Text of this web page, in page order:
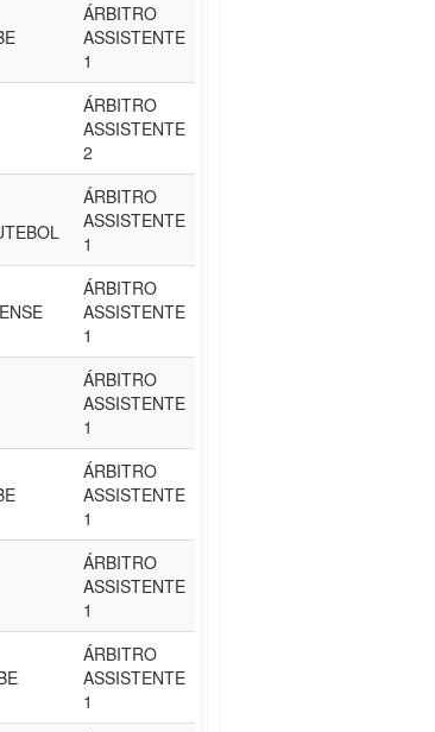
ÁRBITRO
ASSISTENTE
1
ÁRBITRO
ASSISTENTE
2
ÁRBITRO
ASSISTENTE
1
ÁRBITRO
ASSISTENTE
1
ÁRBITRO
ASSISTENTE
1
ÁRBITRO
ASSISTENTE
1
ÁRBITRO
ASSISTENTE
1
ÁRBITRO
ASSISTENTE
1